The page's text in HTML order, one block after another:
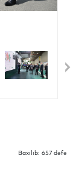
Baxılıb: 657 dəfə